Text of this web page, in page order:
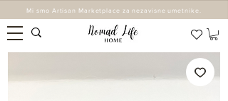
Mi smo Artisan Marketplace za nezavisne umetnike.